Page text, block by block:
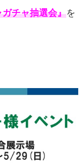
チャ抽選会』を